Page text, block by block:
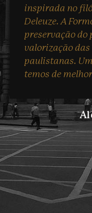
inspirada no
Deleuze. A
preservação do
valorização
paulistanas.
temos de